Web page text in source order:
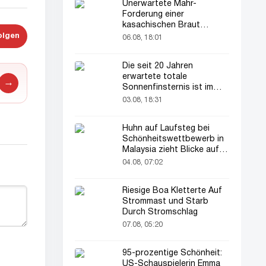
→
Unerwartete Mahr-
Forderung einer
kasachischen Braut
verblüfft alle
06.08, 18:01
Die seit 20 Jahren
erwartete totale
Sonnenfinsternis ist im
August zu sehen
03.08, 18:31
Huhn auf Laufsteg bei
Schönheitswettbewerb in
Malaysia zieht Blicke auf
sich
04.08, 07:02
Riesige Boa Kletterte Auf
Strommast und Starb
Durch Stromschlag
07.08, 05:20
95-prozentige Schönheit:
US-Schauspielerin Emma